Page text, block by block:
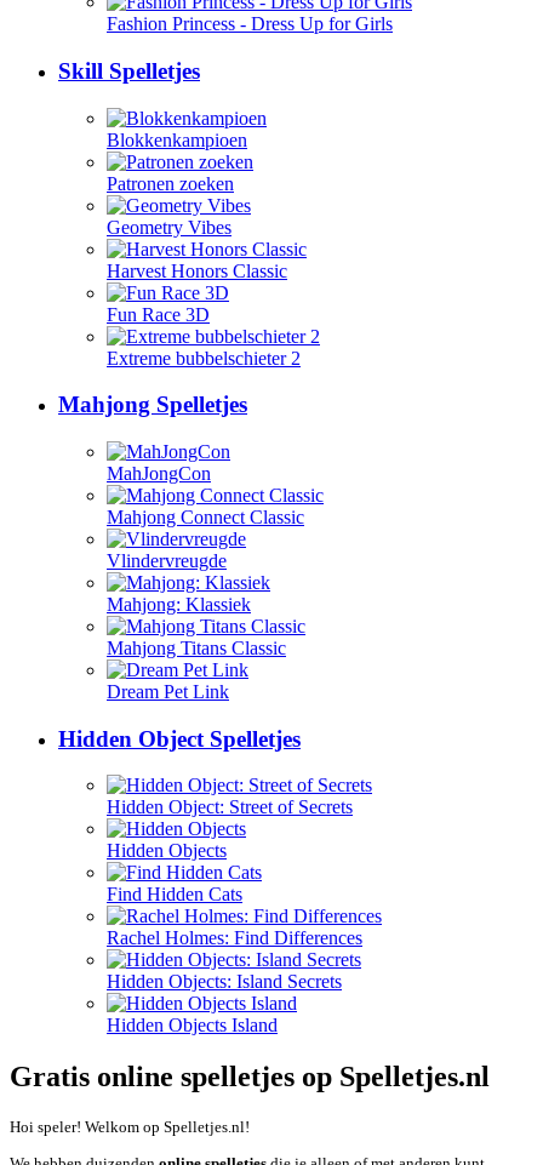
Fashion Princess - Dress Up for Girls
Skill Spelletjes
Blokkenkampioen
Patronen zoeken
Geometry Vibes
Harvest Honors Classic
Fun Race 3D
Extreme bubbelschieter 2
Mahjong Spelletjes
MahJongCon
Mahjong Connect Classic
Vlindervreugde
Mahjong: Klassiek
Mahjong Titans Classic
Dream Pet Link
Hidden Object Spelletjes
Hidden Object: Street of Secrets
Hidden Objects
Find Hidden Cats
Rachel Holmes: Find Differences
Hidden Objects: Island Secrets
Hidden Objects Island
Gratis online spelletjes op Spelletjes.nl
Hoi speler! Welkom op Spelletjes.nl!